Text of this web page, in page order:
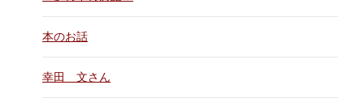
本のお話
幸田 文さん